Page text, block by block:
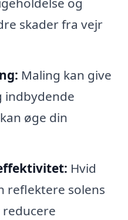
skader fra vejr
Maling kan give
indbydende
øge din
Hvid
reflektere solens